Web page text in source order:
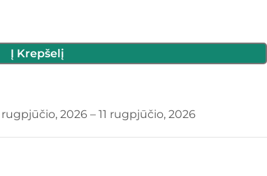
Į Krepšelį
2026 – 11 rugpjūčio, 2026